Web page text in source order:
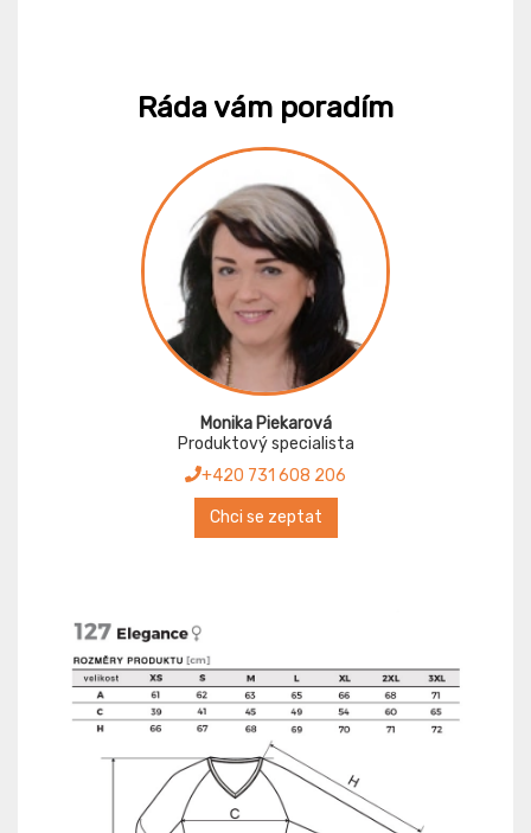
Ráda vám poradím
Monika Piekarová
Produktový specialista
+420 731 608 206
Chci se zeptat